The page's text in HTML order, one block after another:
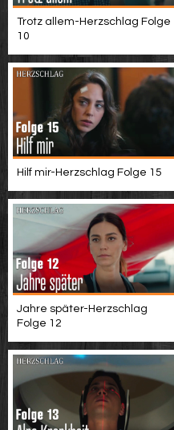
Trotz allem-Herzschlag Folge
10
Hilf mir-Herzschlag Folge 15
Jahre später-Herzschlag
Folge 12